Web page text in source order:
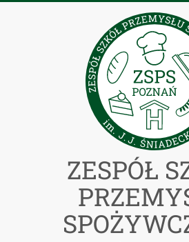
ZESPÓŁ